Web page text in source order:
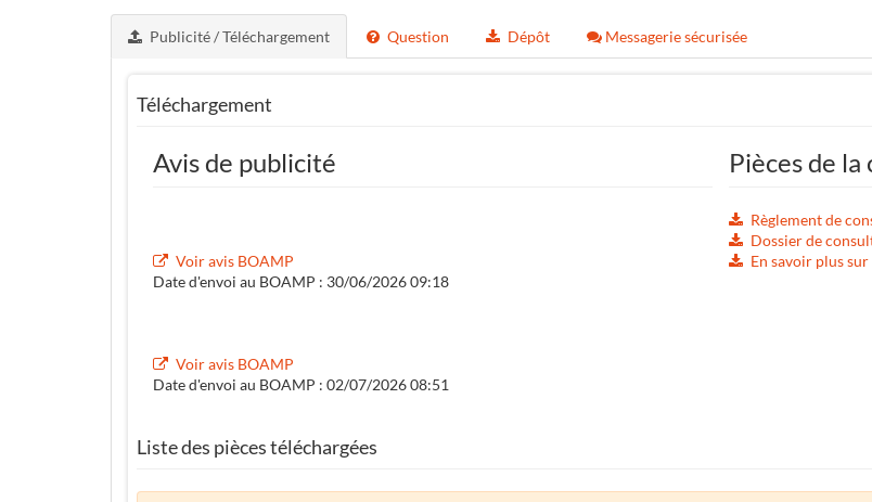
Publicité / Téléchargement Question Dépôt Messagerie sécurisée
Téléchargement
Avis de publicité
Voir avis BOAMP
Date d'envoi au BOAMP : 30/06/2026 09:18
Voir avis BOAMP
Date d'envoi au BOAMP : 02/07/2026 08:51
Pièces de
Règlement de
Dossier de
En savoir plus
Liste des pièces téléchargées